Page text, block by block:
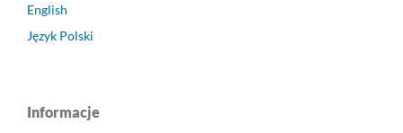
English
Język Polski
Informacje